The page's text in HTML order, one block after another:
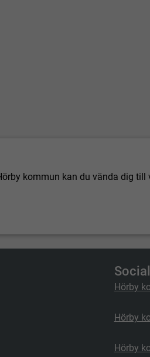
kommun kan du vända dig till
Hörby
Hörby
Hörby